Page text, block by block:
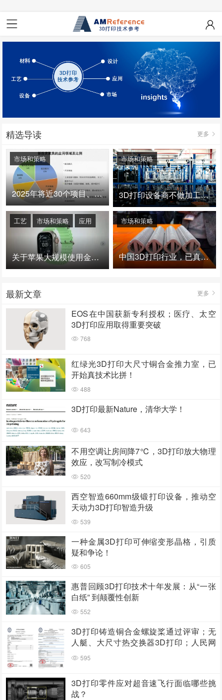
精选导读 更多
2025年将近30个项目、150亿投资：3D打印真的迎来爆发拐点了吗
市场和策略
3D打印设备商不做加工服务，就成了旁观者！
市场和策略
关于苹果大规模使用金属3D打印的思考
工艺 市场和策略 应用
中国3D打印行业，已真正进入爆发时代！
市场和策略
最新文章 更多
EOS在中国获新专利授权；医疗、太空
3D打印应用取得重要突破
768
红绿光3D打印大尺寸铜合金推力室，已
开始真技术比拼！
488
3D打印最新Nature，清华大学！
643
不用空调让房间降7℃，3D打印放大物理
效应，改写制冷模式
520
西空智造660mm级锻打印设备，推动空
天动力3D打印智造升级
539
一种金属3D打印可伸缩变形晶格，引质
疑和争论！
605
惠普回顾3D打印技术十年发展：从“一张
白纸” 到颠覆性创新
552
3D打印铸造铜合金螺旋桨通过评审；无
人艇、大尺寸热交换器3D打印；人民网
报道两家3D打印企业
595
3D打印零件应对超音速飞行面临哪些挑
战？